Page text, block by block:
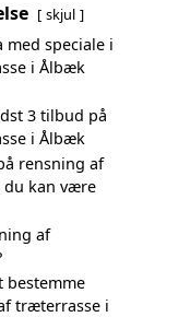
skjul
med speciale i
i Ålbæk
3 tilbud på
i Ålbæk
rensning af
kan være
af
bestemme
træterrasse i